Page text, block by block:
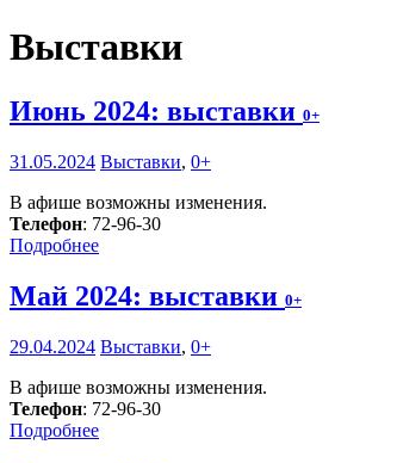
Выставки
Июнь 2024: выставки 0+
31.05.2024 Выставки, 0+
В афише возможны изменения.
Телефон: 72-96-30
Подробнее
Май 2024: выставки 0+
29.04.2024 Выставки, 0+
В афише возможны изменения.
Телефон: 72-96-30
Подробнее